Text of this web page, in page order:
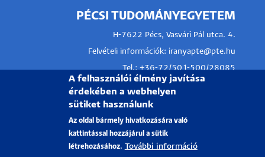
PÉCSI TUDOMÁNYEGYETEM
H-7622 Pécs, Vasvári Pál utca. 4.
Felvételi információk: iranyapte@pte.hu
Tel.: +36-72/501-500/28085
kollegiumok.ehok@pte.hu
Tel.: +36-72/501 500/18562
Tanulmányi kérdések:infokti@pte.hu
A felhasználói élmény javítása
érdekében a webhelyen
sütiket használunk
Az oldal bármely hivatkozására való
kattintással hozzájárul a sütik
létrehozásához. További információ